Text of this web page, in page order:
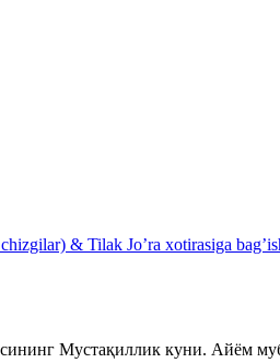
& Tilak Jo’ra xotirasiga
Мустақиллик куни. Айём